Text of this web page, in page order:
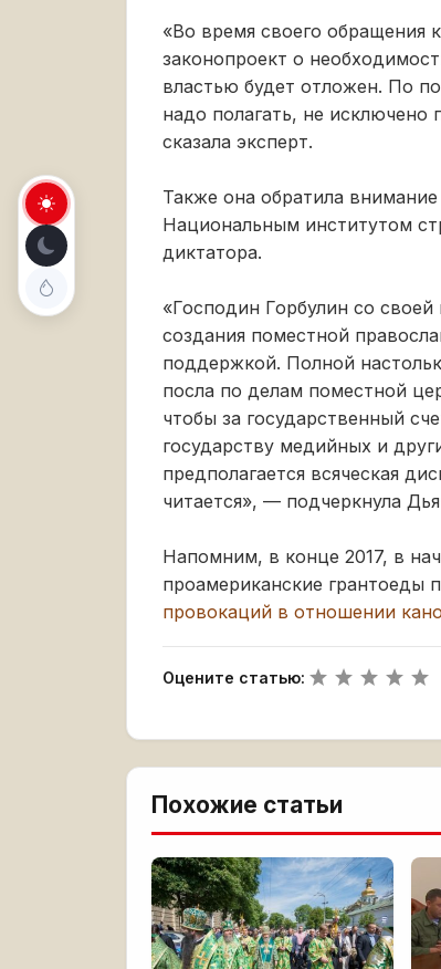
«Во время своего обращения
законопроект о
властью будет отложен. По
надо полагать, не
сказала эксперт.
Также она обратила
Национальным институтом
диктатора.
«Господин Горбулин со
создания поместной
поддержкой. Полной
посла по делам поместной
чтобы за государственный
государству медийных и
предполагается всяческая
читается», — подчеркнула
Напомним, в конце 2017, в
проамериканские грантоеды
провокаций в отношении
Оцените статью:
Похожие статьи